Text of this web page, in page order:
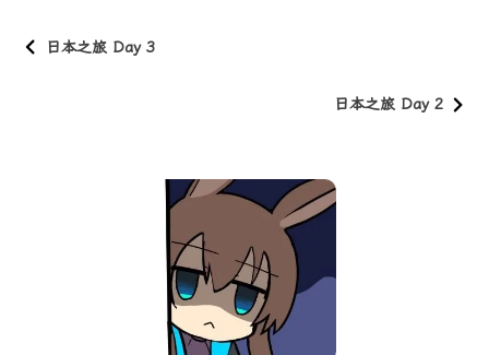
日本之旅 Day 3
日本之旅 Day 2